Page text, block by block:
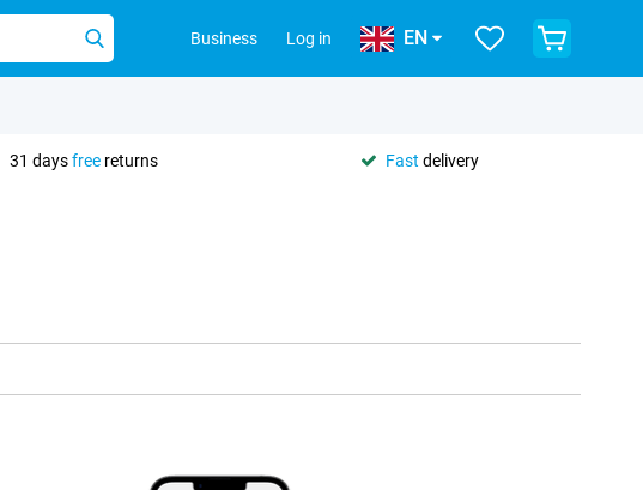
Business Log in EN
31 daysfree returns Fast delivery